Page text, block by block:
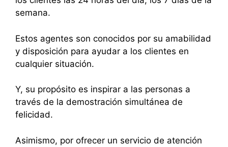
semana.
Estos agentes son conocidos por su amabilidad
y disposición para ayudar a los clientes en
cualquier situación.
Y, su propósito es inspirar a las personas a
través de la demostración simultánea de
felicidad.
Asimismo, por ofrecer un servicio de atención